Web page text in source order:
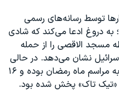
توسط رسانه‌های رسمی
دروغ ادعا می‌کند که شادی
مسجد الاقصی را از حمله
نشان می‌دهد. در حالی
که اصل این ویدیو مربوط به مراسم ماه رمضان بوده و ۱۶
«تیک تاک» پخش شده بود.